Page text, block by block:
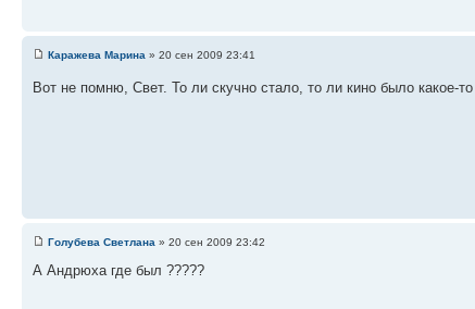
Каражева Марина » 20 сен 2009 23:41
Вот не помню, Свет. То ли скучно стало, то ли кино было какое-
Голубева Светлана » 20 сен 2009 23:42
А Андрюха где был ?????